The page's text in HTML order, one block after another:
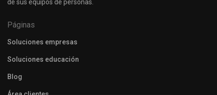
de sus equipos de personas.
Páginas
Soluciones empresas
Soluciones educación
Blog